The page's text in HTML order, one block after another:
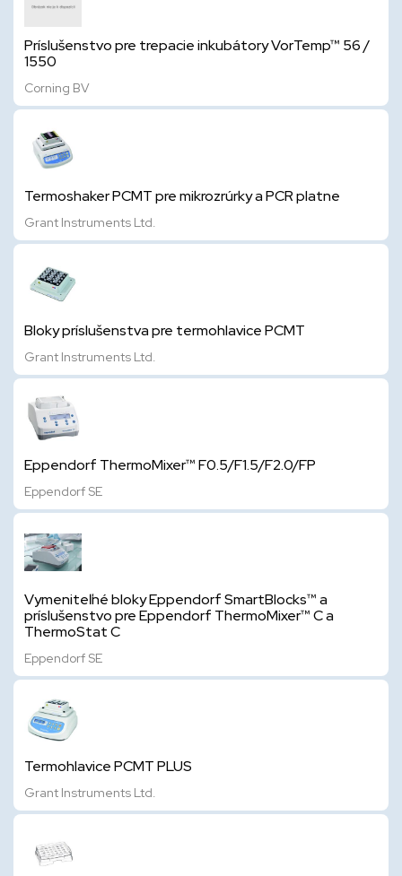
Príslušenstvo pre trepacie inkubátory VorTemp™ 56 /
1550
Corning BV
Termoshaker PCMT pre mikrozrúrky a PCR platne
Grant Instruments Ltd.
Bloky príslušenstva pre termohlavice PCMT
Grant Instruments Ltd.
Eppendorf ThermoMixer™ F0.5/F1.5/F2.0/FP
Eppendorf SE
Vymeniteľné bloky Eppendorf SmartBlocks™ a
príslušenstvo pre Eppendorf ThermoMixer™ C a
ThermoStat C
Eppendorf SE
Termohlavice PCMT PLUS
Grant Instruments Ltd.